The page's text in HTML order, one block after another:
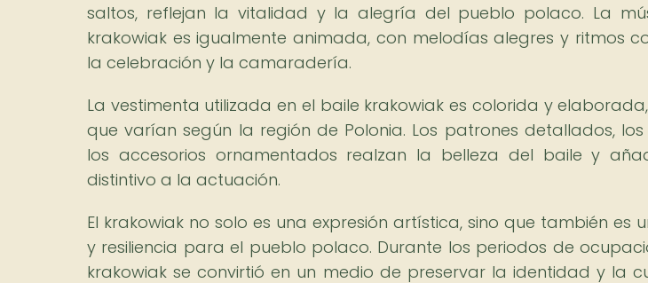
saltos, reflejan la vitalidad y la alegría del pueblo polaco. La
krakowiak es igualmente animada, con melodías alegres y ritmos
la celebración y la camaradería.
La vestimenta utilizada en el baile krakowiak es colorida y
que varían según la región de Polonia. Los patrones detallados,
los accesorios ornamentados realzan la belleza del baile y
distintivo a la actuación.
El krakowiak no solo es una expresión artística, sino que también es
y resiliencia para el pueblo polaco. Durante los periodos de
krakowiak se convirtió en un medio de preservar la identidad y la